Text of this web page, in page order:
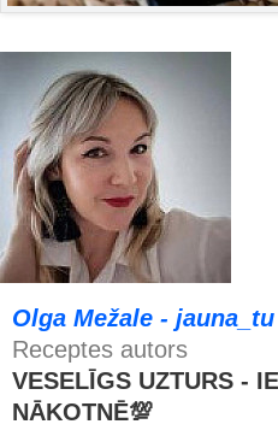
Olga Mežale - jauna_tu
Receptes autors
VESELĪGS UZTURS -
NĀKOTNĒ💯